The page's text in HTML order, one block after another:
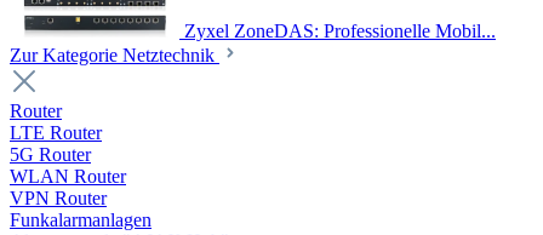
Zyxel ZoneDAS: Professionelle Mobil...
Zur Kategorie Netztechnik
Router
LTE Router
5G Router
WLAN Router
VPN Router
Funkalarmanlagen